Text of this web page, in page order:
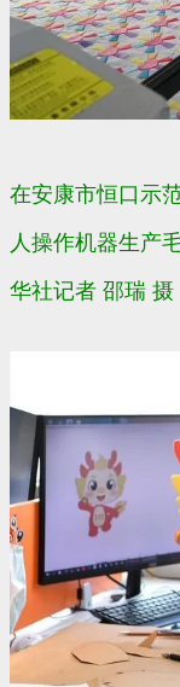
在安康市恒口示
人操作机器生产
华社记者 邵瑞 摄